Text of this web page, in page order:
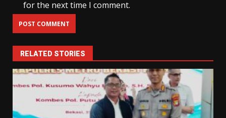
for the next time I comment.
RELATED STORIES